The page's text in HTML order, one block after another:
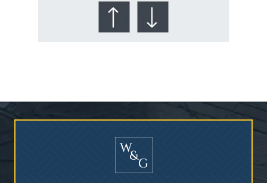
¿Quién corre el riesgo de